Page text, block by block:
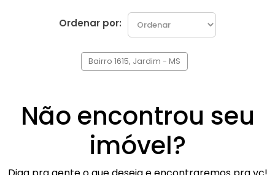
Ordenar por:
Bairro 1615, Jardim - MS
Não encontrou seu
imóvel?